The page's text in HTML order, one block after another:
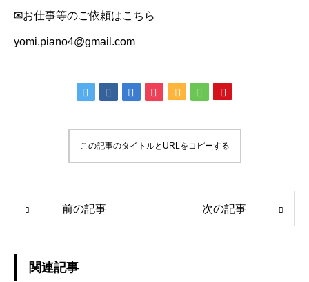
✉お仕事等のご依頼はこちら
yomi.piano4@gmail.com
この記事のタイトルとURLをコピーする
前の記事 次の記事
関連記事